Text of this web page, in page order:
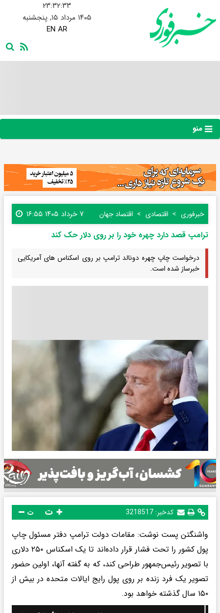
۲۳:۳۲:۳۴
۱۴۰۵ مرداد ۱۵, پنجشنبه
EN AR
منو
خبرفوری اقتصادی اقتصاد جهان ۷ خرداد ۱۴۰۵ ۱۶:۵۵
ترامپ قصد دارد چهره‌ خود را بر روی دلار حک کند
درخواست چاپ چهره دونالد ترامپ بر روی اسکناس های آمریکایی
خبرساز شده است.
کدخبر: 3218517 ت
واشنگتن پست نوشت: مقامات دولت ترامپ دفتر مسئول چاپ
پول کشور را تحت فشار قرار داده‌اند تا یک اسکناس ۲۵۰ دلاری
با تصویر رئیس‌جمهور طراحی کند، که به گفته آنها، اولین حضور
تصویر یک فرد زنده بر روی پول رایج ایالات متحده در بیش از
۱۵۰ سال گذشته خواهد بود.